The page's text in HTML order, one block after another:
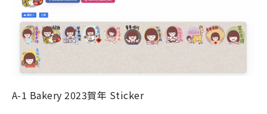
A-1 Bakery 2023賀年 Sticker